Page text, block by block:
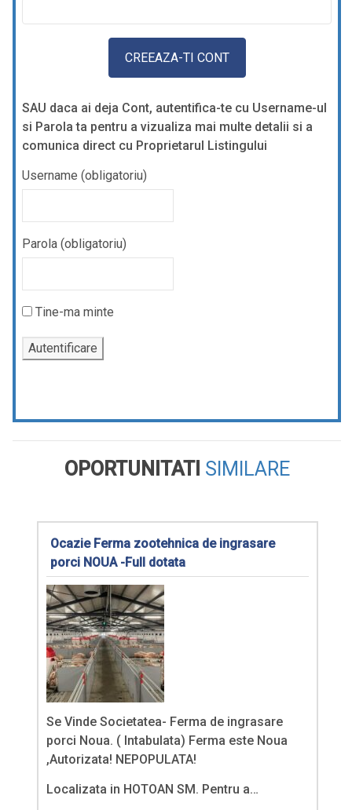
SAU daca ai deja Cont, autentifica-te cu Username-ul
si Parola ta pentru a vizualiza mai multe detalii si a
comunica direct cu Proprietarul Listingului
Username (obligatoriu)
Parola (obligatoriu)
Tine-ma minte
OPORTUNITATI SIMILARE
Ocazie Ferma zootehnica de ingrasare
porci NOUA -Full dotata
Se Vinde Societatea- Ferma de ingrasare
porci Noua. ( Intabulata) Ferma este Noua
,Autorizata! NEPOPULATA!
Localizata in HOTOAN SM. Pentru a…